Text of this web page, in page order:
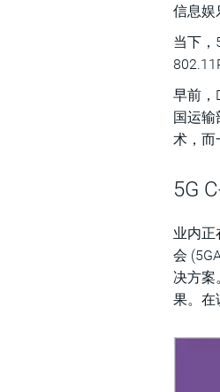
信息娱
当下，
早前，
国运输
术，而
5G
业内正
会
决方案
果。在